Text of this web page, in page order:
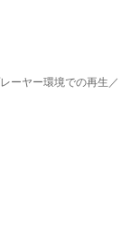
ーヤー環境での再生／